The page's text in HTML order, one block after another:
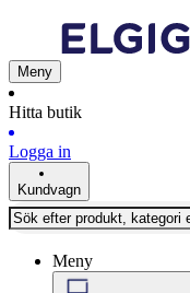
Meny
Hitta butik
Logga in
Kundvagn
Meny